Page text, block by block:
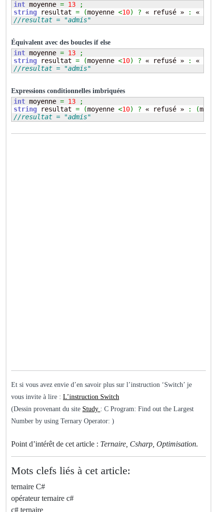
int moyenne = 13
;
string resultat = (moyenne <10) ? « refusé » :
«
//resultat = "admis"
Équivalent avec des boucles if else
int moyenne = 13
;
string resultat = (moyenne <10) ? « refusé » :
«
//resultat = "admis"
Expressions conditionnelles imbriquées
int moyenne = 13
;
string resultat = (moyenne <10) ? « refusé » : (
//resultat = "admis"
Et si vous avez envie d’en savoir plus sur l’instruction ‘Switch’ je
vous invite à lire : L’instruction Switch
(Dessin provenant du site Study : C Program: Find out the Largest
Number by using Ternary Operator: )
Point d’intérêt de cet article : Ternaire, Csharp, Optimisation.
Mots clefs liés à cet article:
ternaire C#
opérateur ternaire c#
c# ternaire